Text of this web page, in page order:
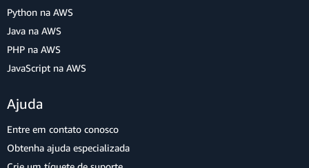
Python na AWS
Java na AWS
PHP na AWS
JavaScript na AWS
Ajuda
Entre em contato conosco
Obtenha ajuda especializada